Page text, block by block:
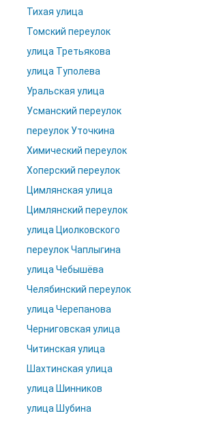
Тихая улица
Томский переулок
улица Третьякова
улица Туполева
Уральская улица
Усманский переулок
переулок Уточкина
Химический переулок
Хоперский переулок
Цимлянская улица
Цимлянский переулок
улица Циолковского
переулок Чаплыгина
улица Чебышёва
Челябинский переулок
улица Черепанова
Черниговская улица
Читинская улица
Шахтинская улица
улица Шинников
улица Шубина